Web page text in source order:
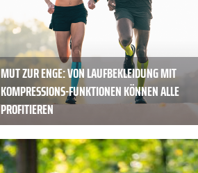
MUT ZUR ENGE: VON LAUFBEKLEIDUNG MIT
KOMPRESSIONS-FUNKTIONEN KÖNNEN ALLE
PROFITIEREN